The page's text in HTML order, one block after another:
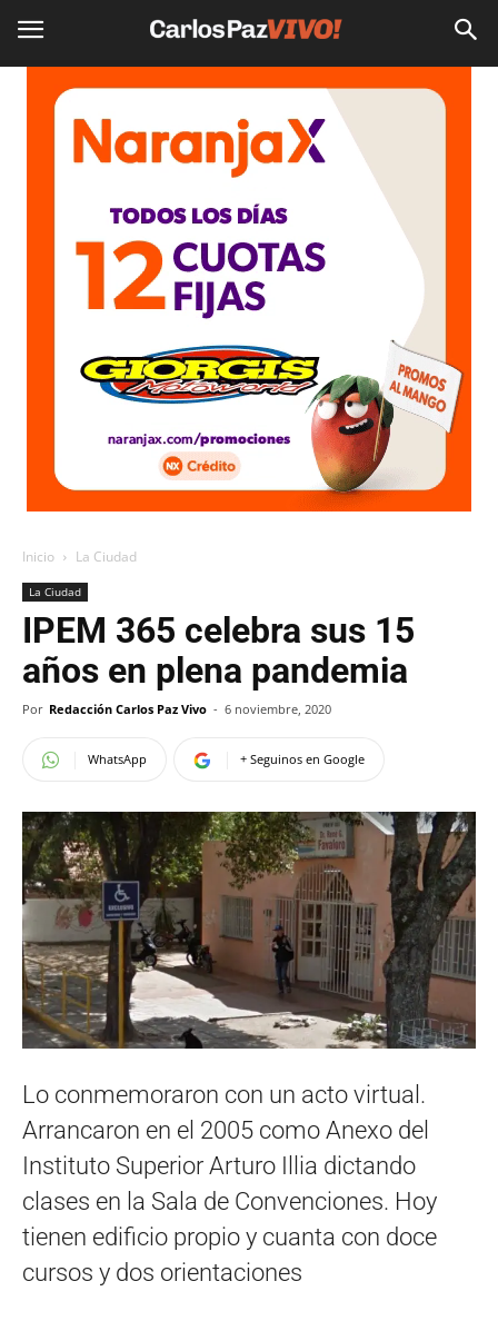
Inicio La Ciudad
La Ciudad
IPEM 365 celebra sus 15
años en plena pandemia
Por Redacción Carlos Paz Vivo - 6 noviembre, 2020
WhatsApp + Seguinos en Google
Lo conmemoraron con un acto virtual.
Arrancaron en el 2005 como Anexo del
Instituto Superior Arturo Illia dictando
clases en la Sala de Convenciones. Hoy
tienen edificio propio y cuanta con doce
cursos y dos orientaciones